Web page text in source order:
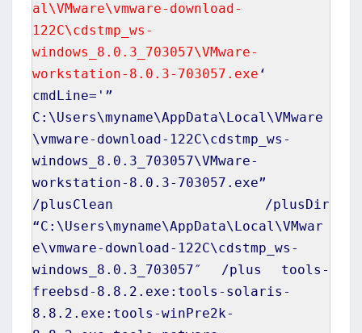
al\VMware\vmware-download-
122C\cdstmp_ws-
windows_8.0.3_703057\VMware-
workstation-8.0.3-703057.exe ‘
cmdLine='”
C:\Users\myname\AppData\Local\VMware
\vmware-download-122C\cdstmp_ws-
windows_8.0.3_703057\VMware-
workstation-8.0.3- 703057 .exe”
/plusClean /plusDir
“C:\Users\myname\AppData\Local\VMwar
e\vmware-download-122C\cdstmp_ws-
windows_8.0.3_703057″ /plus tools-
freebsd-8.8.2.exe:tools-solaris-
8.8.2.exe:tools-winPre2k-